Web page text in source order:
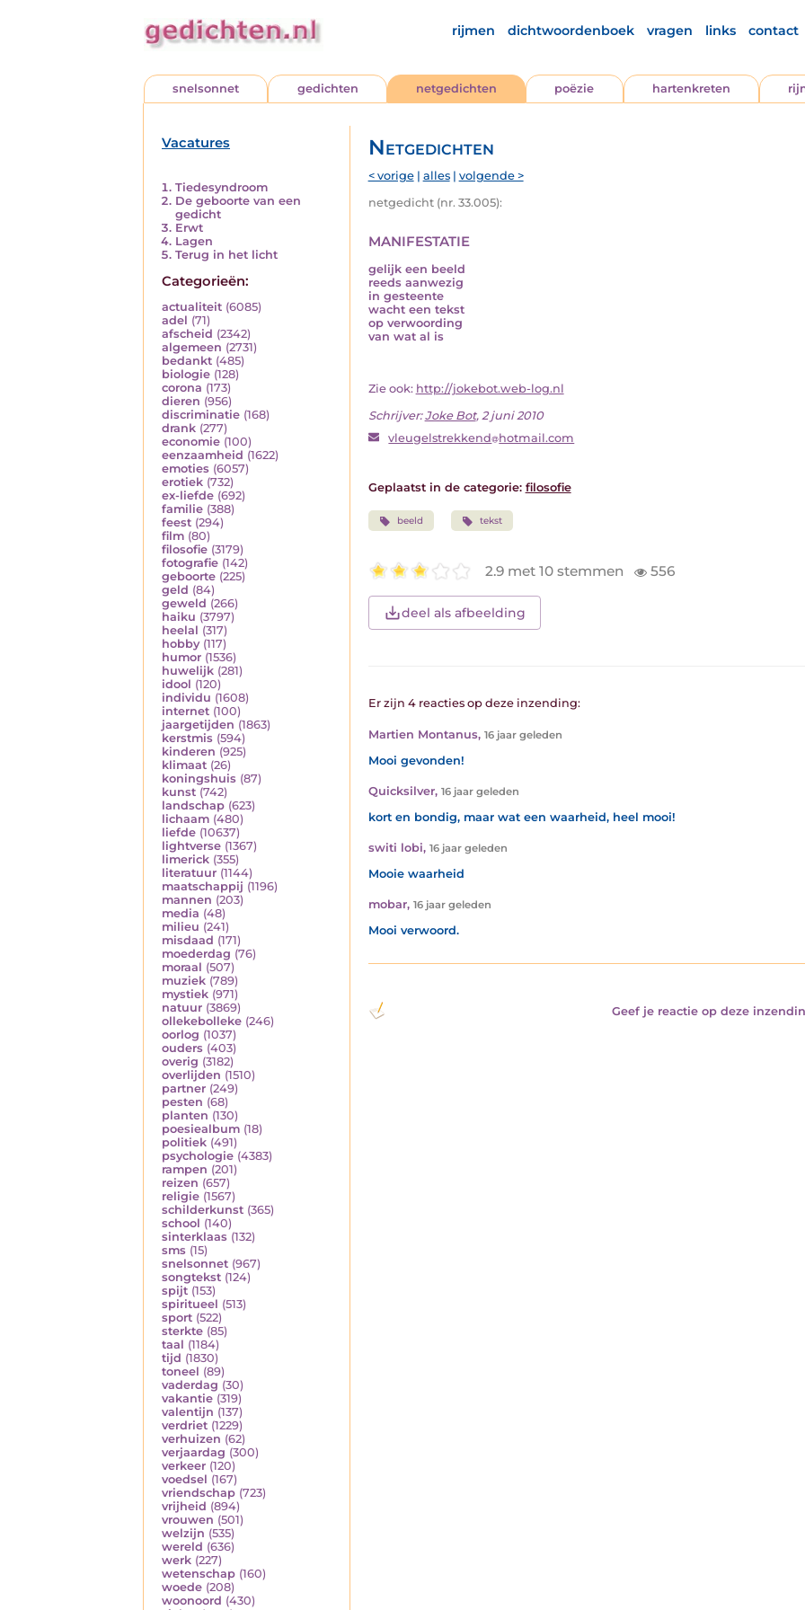
rijmen dichtwoordenboek vragen links contact
snelsonnet gedichten netgedichten poëzie hartenkreten
Vacatures
Tiedesyndroom
De geboorte van een
gedicht
Erwt
Lagen
Terug in het licht
Categorieën:
actualiteit (6085)
adel (71)
afscheid (2342)
algemeen (2731)
bedankt (485)
biologie (128)
corona (173)
dieren (956)
discriminatie (168)
drank (277)
economie (100)
eenzaamheid (1622)
emoties (6057)
erotiek (732)
ex-liefde (692)
familie (388)
feest (294)
film (80)
filosofie (3179)
fotografie (142)
geboorte (225)
geld (84)
geweld (266)
haiku (3797)
heelal (317)
hobby (117)
humor (1536)
huwelijk (281)
idool (120)
individu (1608)
internet (100)
jaargetijden (1863)
kerstmis (594)
kinderen (925)
klimaat (26)
koningshuis (87)
kunst (742)
landschap (623)
lichaam (480)
liefde (10637)
lightverse (1367)
limerick (355)
literatuur (1144)
maatschappij (1196)
mannen (203)
media (48)
milieu (241)
misdaad (171)
moederdag (76)
moraal (507)
muziek (789)
mystiek (971)
natuur (3869)
ollekebolleke (246)
oorlog (1037)
ouders (403)
overig (3182)
overlijden (1510)
partner (249)
pesten (68)
planten (130)
poesiealbum (18)
politiek (491)
psychologie (4383)
rampen (201)
reizen (657)
religie (1567)
schilderkunst (365)
school (140)
sinterklaas (132)
sms (15)
snelsonnet (967)
songtekst (124)
spijt (153)
spiritueel (513)
sport (522)
sterkte (85)
taal (1184)
tijd (1830)
toneel (89)
vaderdag (30)
vakantie (319)
valentijn (137)
verdriet (1229)
verhuizen (62)
verjaardag (300)
verkeer (120)
voedsel (167)
vriendschap (723)
vrijheid (894)
vrouwen (501)
welzijn (535)
wereld (636)
werk (227)
wetenschap (160)
woede (208)
woonoord (430)
Netgedichten
< vorige| alles| volgende >
netgedicht (nr. 33.005):
manifestatie
gelijk een beeld
reeds aanwezig
in gesteente
wacht een tekst
op verwoording
van wat al is
Zie ook: http://jokebot.web-log.nl
Schrijver:Joke Bot, 2 juni 2010
vleugelstrekkend hotmail.com
Geplaatst in de categorie: filosofie
beeld tekst
2.9 met 10 stemmen 556
deel als afbeelding
Er zijn 4 reacties op deze inzending:
Martien Montanus, 16 jaar geleden
Mooi gevonden!
Quicksilver, 16 jaar geleden
kort en bondig, maar wat een waarheid, heel mooi!
switi lobi, 16 jaar geleden
Mooie waarheid
mobar, 16 jaar geleden
Mooi verwoord.
Geef je reactie op deze